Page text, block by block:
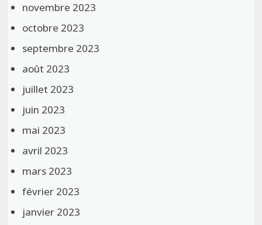
novembre 2023
octobre 2023
septembre 2023
août 2023
juillet 2023
juin 2023
mai 2023
avril 2023
mars 2023
février 2023
janvier 2023